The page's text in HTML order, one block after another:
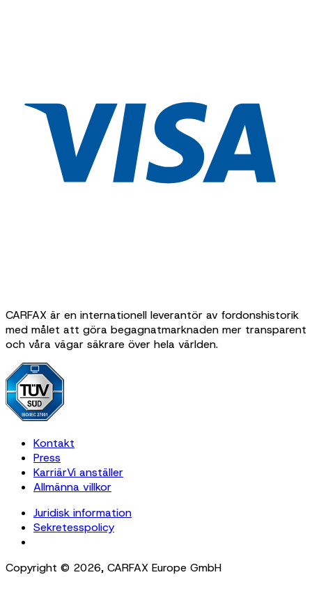
CARFAX är en internationell leverantör av fordonshistorik
med målet att göra begagnatmarknaden mer transparent
och våra vägar säkrare över hela världen.
Kontakt
Press
KarriärVi anställer
Allmänna villkor
Juridisk information
Sekretesspolicy
Copyright © 2026, CARFAX Europe GmbH